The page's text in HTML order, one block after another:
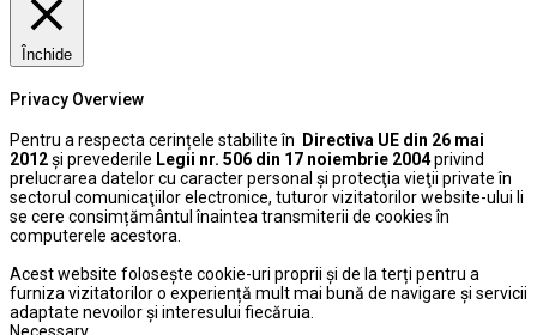
Închide
Privacy Overview
Pentru a respecta cerințele stabilite în
Directiva UE din 26 mai
2012și prevederile Legii nr. 506 din 17 noiembrie 2004privind
prelucrarea datelor cu caracter personal şi protecţia vieţii private în
sectorul comunicaţiilor electronice, tuturor vizitatorilor website-ului li
se cere consimțământul înaintea transmiterii de cookies în
computerele acestora.
Acest website folosește cookie-uri proprii și de la terți pentru a
furniza vizitatorilor o experiență mult mai bună de navigare și servicii
adaptate nevoilor și interesului fiecăruia.